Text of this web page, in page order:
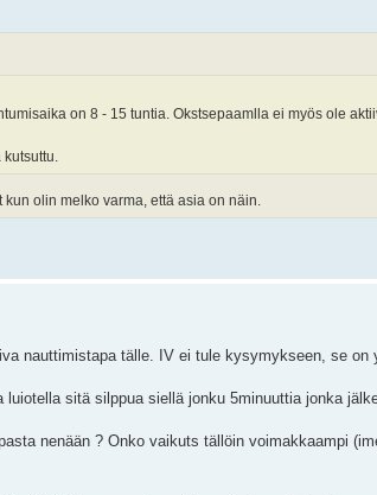
on 8 - 15 tuntia. Okstsepaamlla ei myös ole
olin melko varma, että asia on näin.
nauttimistapa tälle. IV ei tule kysymykseen, se on
sitä silppua siellä jonku 5minuuttia jonka
nenään ? Onko vaikuts tällöin voimakkaampi